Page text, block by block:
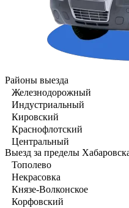
Районы выезда
Железнодорожный
Индустриальный
Кировский
Краснофлотский
Центральный
Выезд за пределы
Тополево
Некрасовка
Князе-Волконское
Корфовский